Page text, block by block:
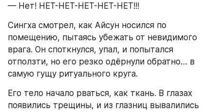
— Нет! НЕТ-НЕТ-НЕТ-НЕТ-НЕТ!!!
Сингха смотрел, как Айсун носился по
помещению, пытаясь убежать от невидимого
врага. Он споткнулся, упал, и попытался
отползти, но его резко одёрнули обратно… в
самую гущу ритуального круга.
Его тело начало рваться, как ткань. В глазах
появились трещины, и из глазниц вывалились